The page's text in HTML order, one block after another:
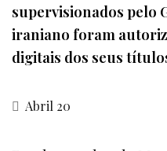
supervisionados pelo
iraniano foram
digitais dos seus
Abril 20